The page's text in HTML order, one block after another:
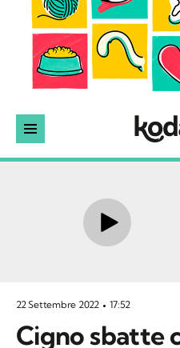
22 Settembre 2022 17:52
Cigno sbatte